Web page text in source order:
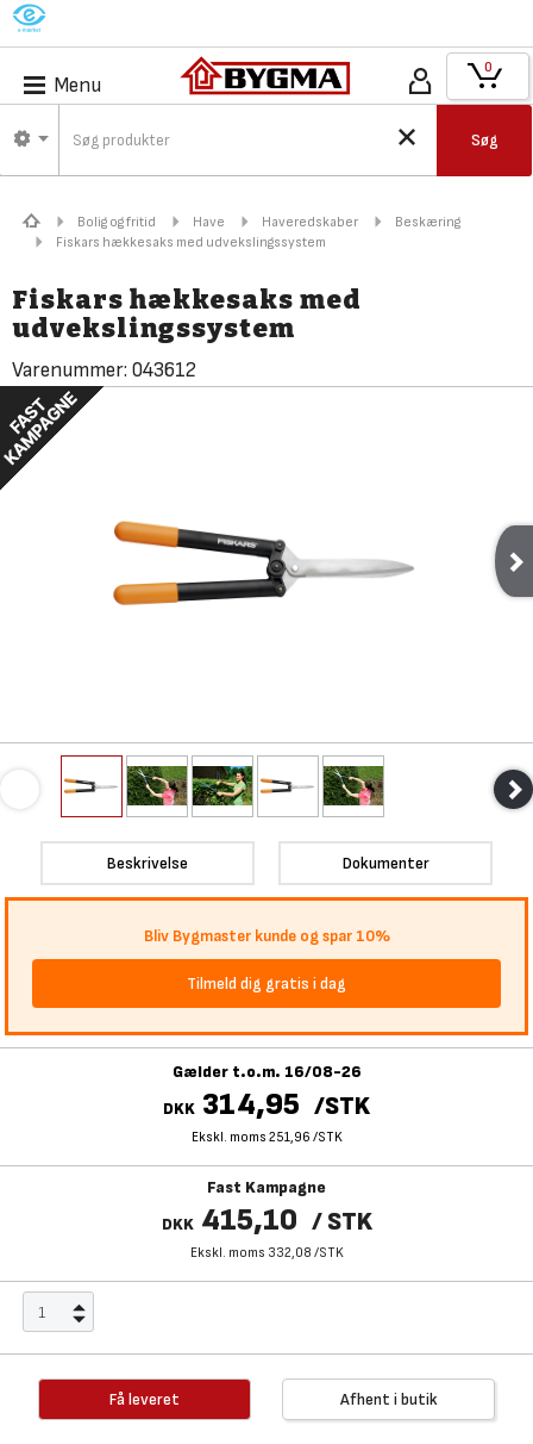
M
Menu
Søg
0
Bolig og fritid Have Haveredskaber
Beskæring
Fiskars hækkesaks med udvekslingssystem
Fiskars hækkesaks med
udvekslingssystem
Varenummer: 043612
Beskrivelse Dokumenter
Bliv Bygmaster kunde og spar 10%
Tilmeld dig gratis i dag
Gælder t.o.m. 16/08-26
DKK 314,95 /STK
Ekskl. moms 251,96 /STK
Fast Kampagne
DKK 415,10 / STK
Ekskl. moms 332,08 /STK
Få leveret Afhent i butik